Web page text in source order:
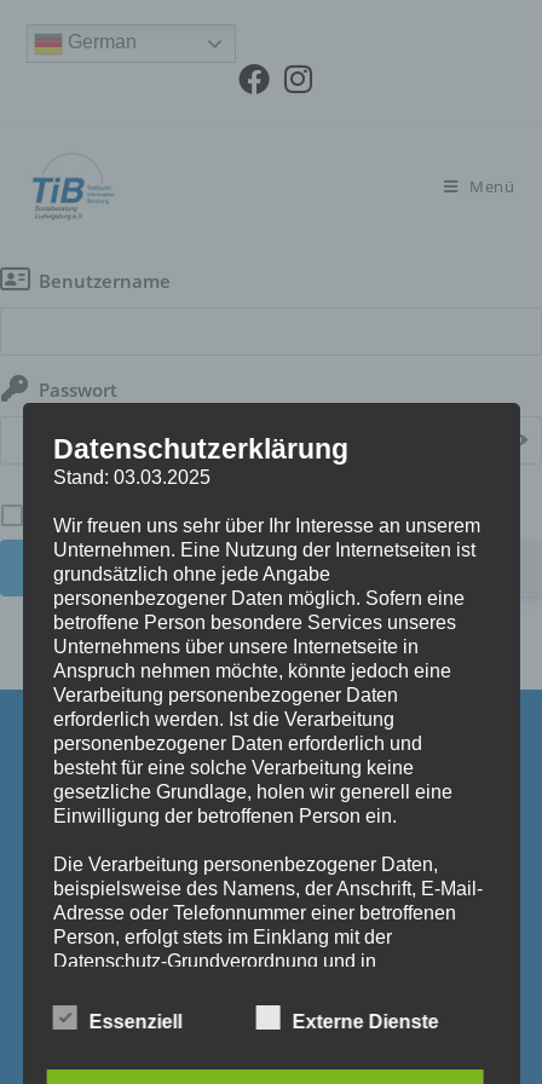
German
Menü
Benutzername
Passwort
Angemeldet bleiben
Passwort vergessen?
Sozialberatung Ludwigsburg e.V.
Ruhrstraße 10/1
71636 Ludwigsburg
Telefon: 07141/ 92 19 72
Telefax: 07141/ 90 10 72
Mail:info@sozialberatung-ludwigsburg.de
IBAN:DE04 6045 0050 0000 0765 08
Sprechzeiten
Datenschutzerklärung
Stand: 03.03.2025
Wir freuen uns sehr über Ihr Interesse an unserem
Unternehmen. Eine Nutzung der Internetseiten ist
grundsätzlich ohne jede Angabe
personenbezogener Daten möglich. Sofern eine
betroffene Person besondere Services unseres
Unternehmens über unsere Internetseite in
Anspruch nehmen möchte, könnte jedoch eine
Verarbeitung personenbezogener Daten
erforderlich werden. Ist die Verarbeitung
personenbezogener Daten erforderlich und
besteht für eine solche Verarbeitung keine
gesetzliche Grundlage, holen wir generell eine
Einwilligung der betroffenen Person ein.
Die Verarbeitung personenbezogener Daten,
beispielsweise des Namens, der Anschrift, E-Mail-
Adresse oder Telefonnummer einer betroffenen
Person, erfolgt stets im Einklang mit der
Datenschutz-Grundverordnung und in
landesspezifischen Datenschutzbestimmungen.
Mittels dieser Datenschutzerklärung möchte unser
Essenziell Externe Dienste